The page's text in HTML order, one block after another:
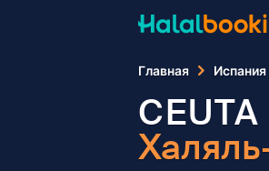
Главная Испания
CEUTA